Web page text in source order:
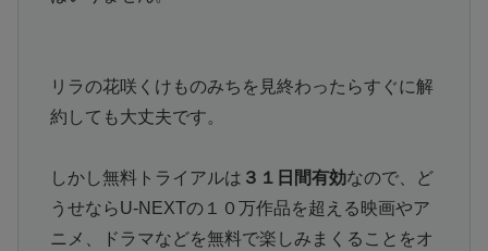
リラの花咲くけものみちを見終わったらすぐに解
約しても大丈夫です。
しかし無料トライアルは ３１日間有効なので、ど
うせならU-NEXTの１０万作品を超える映画やア
ニメ、ドラマなどを無料で楽しみまくることをオ